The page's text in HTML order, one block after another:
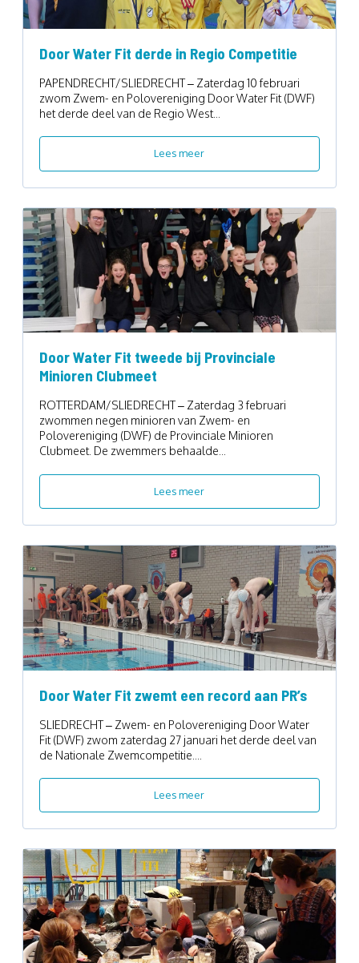
Door Water Fit derde in Regio Competitie
PAPENDRECHT/SLIEDRECHT – Zaterdag 10 februari
zwom Zwem- en Polovereniging Door Water Fit (DWF)
het derde deel van de Regio West...
Lees meer
Door Water Fit tweede bij Provinciale
Minioren Clubmeet
ROTTERDAM/SLIEDRECHT – Zaterdag 3 februari
zwommen negen minioren van Zwem- en
Polovereniging (DWF) de Provinciale Minioren
Clubmeet. De zwemmers behaalde...
Lees meer
Door Water Fit zwemt een record aan PR’s
SLIEDRECHT – Zwem- en Polovereniging Door Water
Fit (DWF) zwom zaterdag 27 januari het derde deel van
de Nationale Zwemcompetitie....
Lees meer